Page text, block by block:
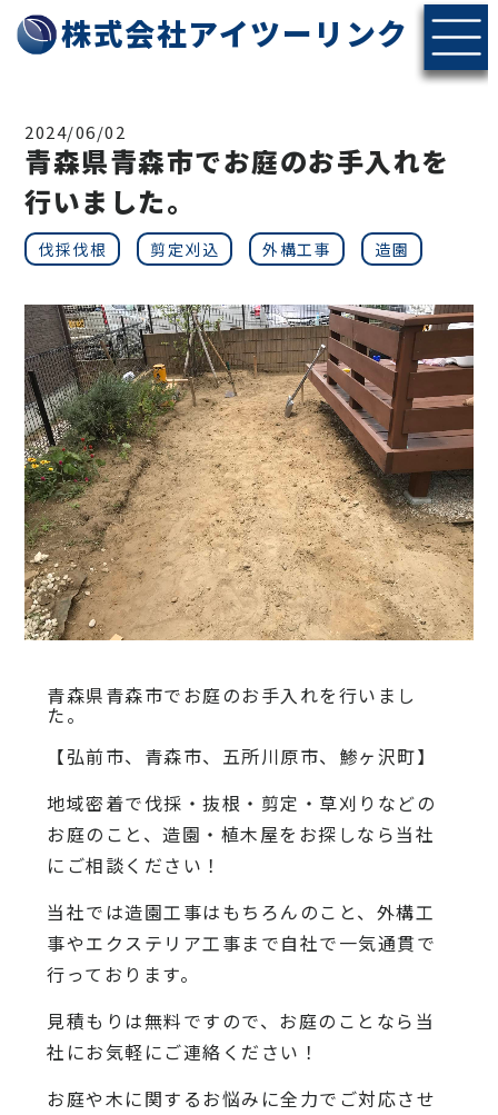
株式会社アイツーリンク
2024/06/02
青森県青森市でお庭のお手入れを
行いました。
伐採伐根 剪定刈込 外構工事 造園
青森県青森市でお庭のお手入れを行いまし
た。
【弘前市、青森市、五所川原市、鯵ヶ沢町】
地域密着で伐採・抜根・剪定・草刈りなどの
お庭のこと、造園・植木屋をお探しなら当社
にご相談ください！
当社では造園工事はもちろんのこと、外構工
事やエクステリア工事まで自社で一気通貫で
行っております。
見積もりは無料ですので、お庭のことなら当
社にお気軽にご連絡ください！
お庭や木に関するお悩みに全力でご対応させ